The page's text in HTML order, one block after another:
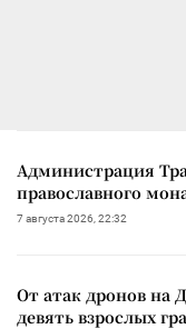
Администрация
православного
7 августа 2026, 22:32
От атак дронов на
девять взрослых